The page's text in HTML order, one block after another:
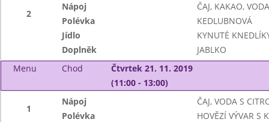
2
Nápoj
ČAJ, KAKAO, VODA
Polévka
KEDLUBNOVÁ
Jídlo
KYNUTÉ
Doplněk
JABLKO
Menu
Chod
Čtvrtek 21. 11. 2019
(11:00 - 13:00)
1
Nápoj
ČAJ, VODA S
Polévka
HOVĚZÍ VÝVAR S